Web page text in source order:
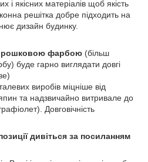
і якісних матеріалів щоб якість
решітка добре підходить на
дизайн будинку.
фарбою (більш
буде гарно виглядати довгі
виробів міцніше від
та надзвичайно витривале до
Довговічність
дивіться за посиланням